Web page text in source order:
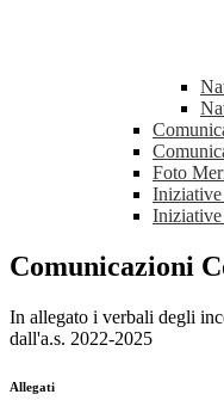
Foto
Comunicazioni
In allegato i verbali degli
dall'a.s. 2022-2025
Allegati